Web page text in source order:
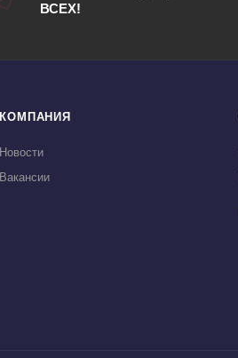
ВСЕХ!
КОМПАНИЯ
Новости
Вакансии